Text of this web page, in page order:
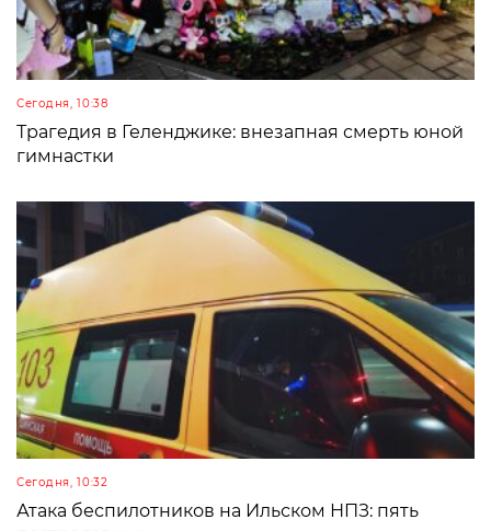
Сегодня, 10:38
Трагедия в Геленджике: внезапная смерть юной
гимнастки
Сегодня, 10:32
Атака беспилотников на Ильском НПЗ: пять